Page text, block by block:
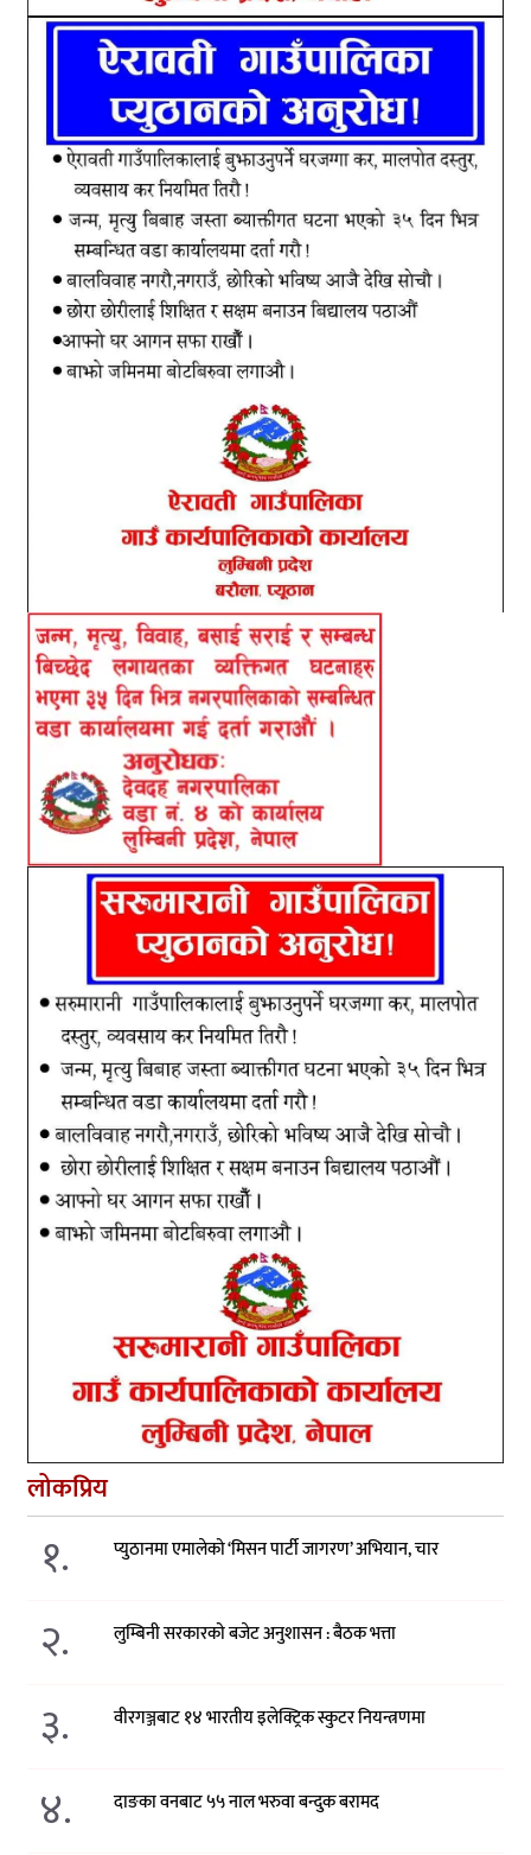
लोकप्रिय
१. प्युठानमा एमालेको ‘मिसन पार्टी जागरण’ अभियान, चार
२. लुम्बिनी सरकारको बजेट अनुशासन : बैठक भत्ता
३. वीरगञ्जबाट १४ भारतीय इलेक्ट्रिक स्कुटर नियन्त्रणमा
४. दाङका वनबाट ५५ नाल भरुवा बन्दुक बरामद